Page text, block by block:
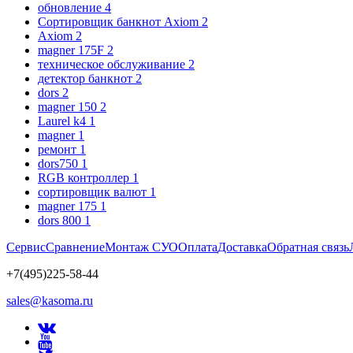
обновление 4
Сортировщик банкнот Axiom 2
Axiom 2
magner 175F 2
техническое обслуживание 2
детектор банкнот 2
dors 2
magner 150 2
Laurel k4 1
magner 1
ремонт 1
dors750 1
RGB контроллер 1
сортировщик валют 1
magner 175 1
dors 800 1
СервисСравнениеМонтаж СУООплатаДоставкаОбратная связь
+7(495)225-58-44
sales@kasoma.ru